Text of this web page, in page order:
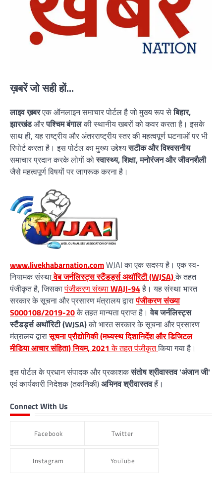
ख़बरें जो सही हों...
लाइव ख़बरएक ऑनलाइन समाचार पोर्टल है जो मुख्य रूप सेबिहार,
झारखंडऔरपश्चिम बंगालकी स्थानीय खबरों को कवर करता है। इसके
साथ ही, यह राष्ट्रीय और अंतरराष्ट्रीय स्तर की महत्वपूर्ण घटनाओं पर भी
रिपोर्ट करता है। इस पोर्टल का मुख्य उद्देश्यसटीक और विश्वसनीय
समाचार प्रदान करके लोगों कोस्वास्थ्य, शिक्षा, मनोरंजन और जीवनशैली
जैसे महत्वपूर्ण विषयों पर जागरूक करना है।
www.livekhabarnation.comWJAI का एक सदस्य है। एक स्व-
नियामक संस्थावेब जर्नलिस्ट्स स्टैंडर्ड्स अथॉरिटी (WJSA)के तहत
पंजीकृत है, जिसकापंजीकरण संख्याWAJI-94है। यह संस्था भारत
सरकार के सूचना और प्रसारण मंत्रालय द्वारापंजीकरण संख्या
S000108/2019-20के तहत मान्यता प्राप्त है।वेब जर्नलिस्ट्स
स्टैंडर्ड्स अथॉरिटी (WJSA)को भारत सरकार के सूचना और प्रसारण
मंत्रालय द्वारासूचना प्रौद्योगिकी (मध्यस्थ दिशानिर्देश और डिजिटल
मीडिया आचार संहिता) नियम, 2021 के तहत पंजीकृतकिया गया है।
इस पोर्टल के प्रधान संपादक और प्रकाशकसंतोष श्रीवास्तव 'अंजान जी'
एवं कार्यकारी निदेशक (तकनिकी)अभिनव श्रीवास्तवहैं।
Connect With Us
Facebook Twitter
Instagram YouTube